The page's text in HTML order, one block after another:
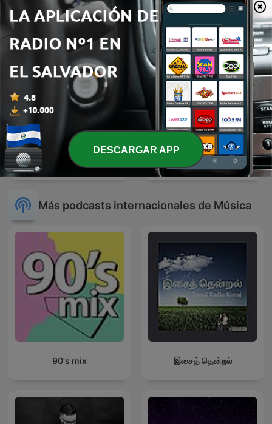
BOLEROS Y TRIOS
ROMANTICOS
Reggaeton
Más podcasts internacionales de Música
90's mix இசைத் தென்றல்
DESCARGAR APP